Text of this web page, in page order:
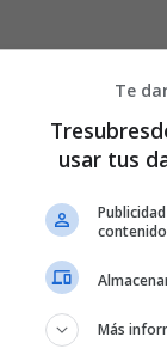
PERIODISTAS
Te
usar tus
Más